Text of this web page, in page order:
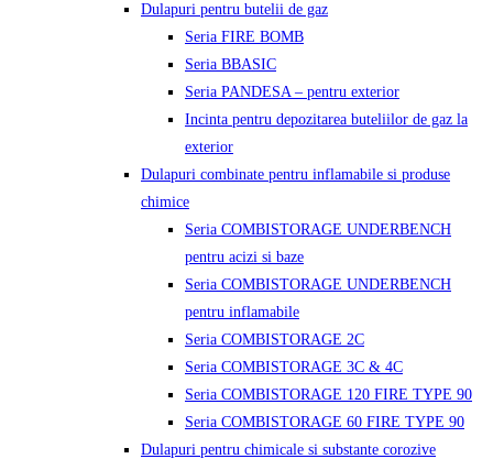
Dulapuri pentru butelii de gaz
Seria FIRE BOMB
Seria BBASIC
Seria PANDESA – pentru exterior
Incinta pentru depozitarea buteliilor de gaz la
exterior
Dulapuri combinate pentru inflamabile si produse
chimice
Seria COMBISTORAGE UNDERBENCH
pentru acizi si baze
Seria COMBISTORAGE UNDERBENCH
pentru inflamabile
Seria COMBISTORAGE 2C
Seria COMBISTORAGE 3C & 4C
Seria COMBISTORAGE 120 FIRE TYPE 90
Seria COMBISTORAGE 60 FIRE TYPE 90
Dulapuri pentru chimicale si substante corozive